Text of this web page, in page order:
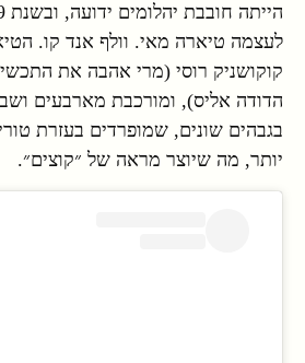
לעצמה טיארה מאי. וולף אנד קו.
קוקושניק רוסי (מרי אהבה את
הדודה אליס), ומורכבת מארבעים
בגבהים שונים, שמופרדים בעזרת
יותר, מה שיוצר מראה של ״קוצים״.